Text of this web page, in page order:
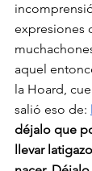
expresiones
aquel
la Hoard,
salió eso de:
déjalo que
llevar